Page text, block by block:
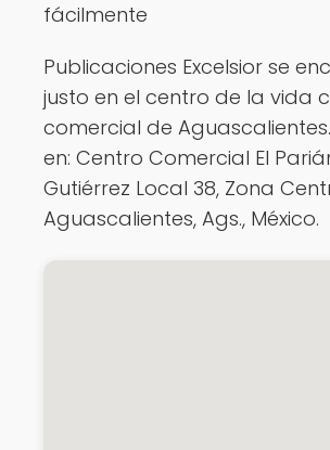
fácilmente
Publicaciones Excelsior se
justo en el centro de la vida
comercial de
en: Centro Comercial El
Gutiérrez Local 38, Zona
Aguascalientes, Ags., México.